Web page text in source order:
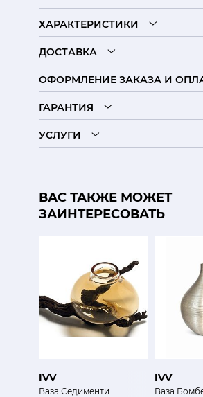
ХАРАКТЕРИСТИКИ
ДОСТАВКА
ОФОРМЛЕНИЕ ЗАКАЗА И
ГАРАНТИЯ
УСЛУГИ
ВАС ТАКЖЕ МОЖЕТ
ЗАИНТЕРЕСОВАТЬ
IVV
Ваза Седименти
IVV
Ваза